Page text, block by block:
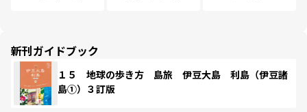
新刊ガイドブック
１５ 地球の歩き方 島旅 伊豆大島 利島（伊豆諸
島①）３訂版